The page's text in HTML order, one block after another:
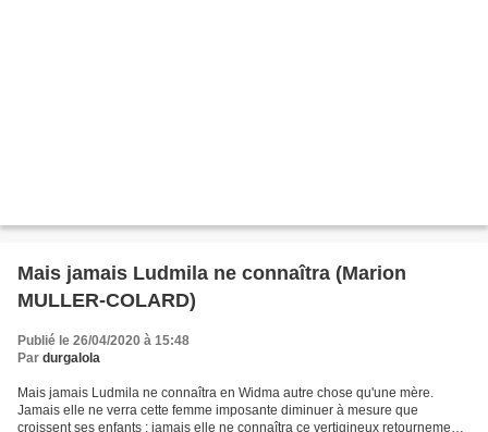
Mais jamais Ludmila ne connaîtra (Marion
MULLER-COLARD)
Publié le 26/04/2020 à 15:48
Par durgalola
Mais jamais Ludmila ne connaîtra en Widma autre chose qu'une mère.
Jamais elle ne verra cette femme imposante diminuer à mesure que
croissent ses enfants ; jamais elle ne connaîtra ce vertigineux retournement